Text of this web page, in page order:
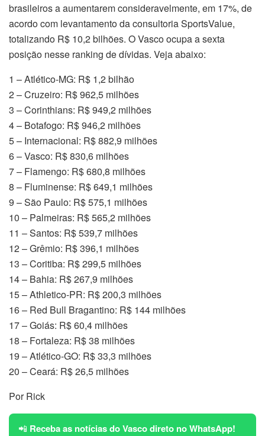
brasileiros a aumentarem consideravelmente, em 17%, de
acordo com levantamento da consultoria SportsValue,
totalizando R$ 10,2 bilhões. O Vasco ocupa a sexta
posição nesse ranking de dívidas. Veja abaixo:
1 – Atlético-MG: R$ 1,2 bilhão
2 – Cruzeiro: R$ 962,5 milhões
3 – Corinthians: R$ 949,2 milhões
4 – Botafogo: R$ 946,2 milhões
5 – Internacional: R$ 882,9 milhões
6 – Vasco: R$ 830,6 milhões
7 – Flamengo: R$ 680,8 milhões
8 – Fluminense: R$ 649,1 milhões
9 – São Paulo: R$ 575,1 milhões
10 – Palmeiras: R$ 565,2 milhões
11 – Santos: R$ 539,7 milhões
12 – Grêmio: R$ 396,1 milhões
13 – Coritiba: R$ 299,5 milhões
14 – Bahia: R$ 267,9 milhões
15 – Athletico-PR: R$ 200,3 milhões
16 – Red Bull Bragantino: R$ 144 milhões
17 – Goiás: R$ 60,4 milhões
18 – Fortaleza: R$ 38 milhões
19 – Atlético-GO: R$ 33,3 milhões
20 – Ceará: R$ 26,5 milhões
Por Rick
📲 Receba as notícias do Vasco direto no WhatsApp!